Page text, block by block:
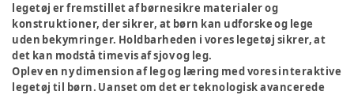
legetøj er fremstillet af børnesikre materialer og
konstruktioner, der sikrer, at børn kan udforske og lege
uden bekymringer. Holdbarheden i vores legetøj sikrer, at
det kan modstå timevis af sjov og leg.
Oplev en ny dimension af leg og læring med vores interaktive
legetøj til børn. Uanset om det er teknologisk avancerede